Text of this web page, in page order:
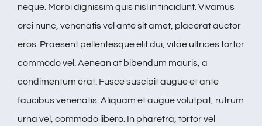
neque. Morbi dignissim quis nisl in tincidunt. Vivamus
orci nunc, venenatis vel ante sit amet, placerat auctor
eros. Praesent pellentesque elit dui, vitae ultrices tortor
commodo vel. Aenean at bibendum mauris, a
condimentum erat. Fusce suscipit augue et ante
faucibus venenatis. Aliquam et augue volutpat, rutrum
urna vel, commodo libero. In pharetra, tortor vel